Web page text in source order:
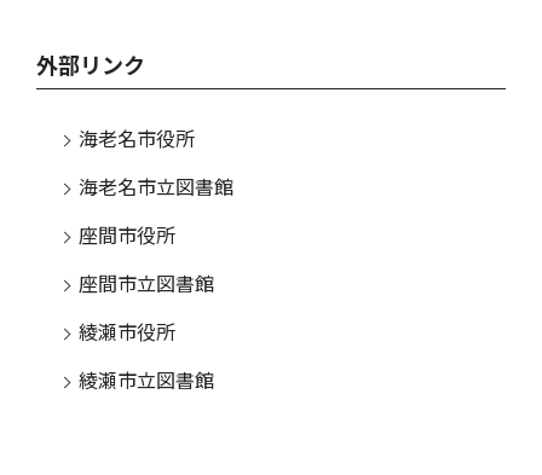
外部リンク
海老名市役所
海老名市立図書館
座間市役所
座間市立図書館
綾瀬市役所
綾瀬市立図書館